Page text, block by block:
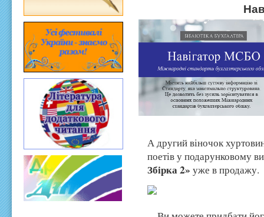
А другий віночок
поетів у подарунковому
Збірка 2» уже в продажу.